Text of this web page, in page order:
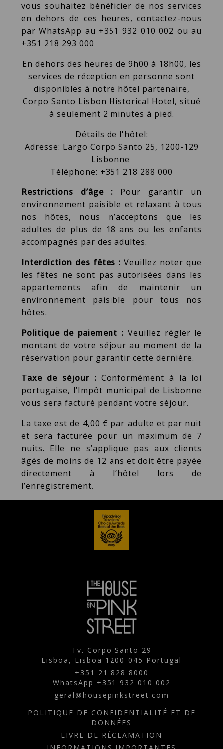
vous souhaitez bénéficier de nos services
en dehors de ces heures, contactez-nous
par WhatsApp au +351 932 010 002 ou au
+351 218 293 000
En dehors des heures de 9h00 à 18h00, les
services de réception en personne sont
disponibles à notre hôtel partenaire,
Corpo Santo Lisbon Historical Hotel, situé
à seulement 2 minutes à pied.
Détails de l'hôtel:
Adresse: Largo Corpo Santo 25, 1200-129
Lisbonne
Téléphone: +351 218 288 000
Restrictions d’âge : Pour garantir un
environnement paisible et relaxant à tous
nos hôtes, nous n’acceptons que les
adultes de plus de 18 ans ou les enfants
accompagnés par des adultes.
Interdiction des fêtes : Veuillez noter que
les fêtes ne sont pas autorisées dans les
appartements afin de maintenir un
environnement paisible pour tous nos
hôtes.
Politique de paiement : Veuillez régler le
montant de votre séjour au moment de la
réservation pour garantir cette dernière.
Taxe de séjour : Conformément à la loi
portugaise, l’Impôt municipal de Lisbonne
vous sera facturé pendant votre séjour.
La taxe est de 4,00 € par adulte et par nuit
et sera facturée pour un maximum de 7
nuits. Elle ne s’applique pas aux clients
âgés de moins de 12 ans et doit être payée
directement à l’hôtel lors de
l’enregistrement.
Tv. Corpo Santo 29
Lisboa, Lisboa 1200-045 Portugal
+351 21 828 8000
WhatsApp +351 932 010 002
geral@housepinkstreet.com
POLITIQUE DE CONFIDENTIALITÉ ET DE
DONNÉES
LIVRE DE RÉCLAMATION